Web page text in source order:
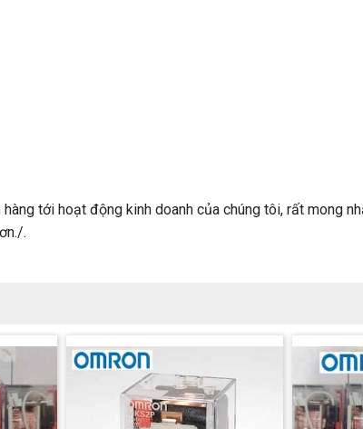
tới hoạt động kinh doanh của chúng tôi, rất mong
.